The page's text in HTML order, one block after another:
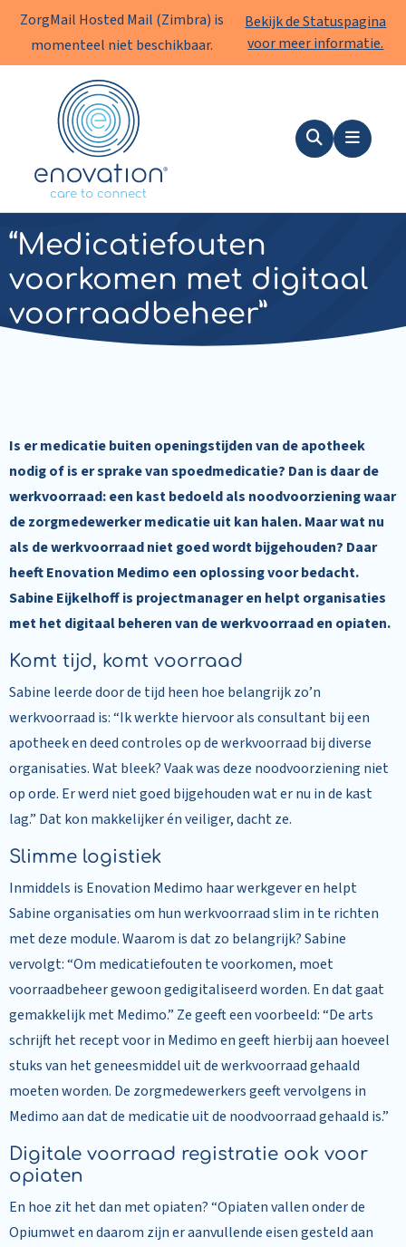
ZorgMail Hosted Mail (Zimbra) is
momenteel niet beschikbaar.
Bekijk de Statuspagina
voor meer informatie.
Enovation
ZoekenMenu
Nieuws|25 september 2023
“Medicatiefouten
voorkomen met digitaal
voorraadbeheer”
Is er medicatie buiten openingstijden van de apotheek
nodig of is er sprake van spoedmedicatie? Dan is daar de
werkvoorraad: een kast bedoeld als noodvoorziening waar
de zorgmedewerker medicatie uit kan halen. Maar wat nu
als de werkvoorraad niet goed wordt bijgehouden? Daar
heeft Enovation Medimo een oplossing voor bedacht.
Sabine Eijkelhoff is projectmanager en helpt organisaties
met het digitaal beheren van de werkvoorraad en opiaten.
Komt tijd, komt voorraad
Sabine leerde door de tijd heen hoe belangrijk zo’n
werkvoorraad is: “Ik werkte hiervoor als consultant bij een
apotheek en deed controles op de werkvoorraad bij diverse
organisaties. Wat bleek? Vaak was deze noodvoorziening niet
op orde. Er werd niet goed bijgehouden wat er nu in de kast
lag.” Dat kon makkelijker én veiliger, dacht ze.
Slimme logistiek
Inmiddels is Enovation Medimo haar werkgever en helpt
Sabine organisaties om hun werkvoorraad slim in te richten
met deze module. Waarom is dat zo belangrijk? Sabine
vervolgt: “Om medicatiefouten te voorkomen, moet
voorraadbeheer gewoon gedigitaliseerd worden. En dat gaat
gemakkelijk met Medimo.” Ze geeft een voorbeeld: “De arts
schrijft het recept voor in Medimo en geeft hierbij aan hoeveel
stuks van het geneesmiddel uit de werkvoorraad gehaald
moeten worden. De zorgmedewerkers geeft vervolgens in
Medimo aan dat de medicatie uit de noodvoorraad gehaald is.”
Digitale voorraad registratie ook voor
opiaten
En hoe zit het dan met opiaten? “Opiaten vallen onder de
Opiumwet en daarom zijn er aanvullende eisen gesteld aan